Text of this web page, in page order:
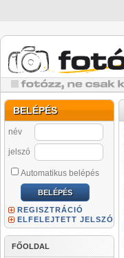
BELÉPÉS
név
jelszó
Automatikus belépés
REGISZTRÁCIÓ
ELFELEJTETT JELSZÓ
FŐOLDAL